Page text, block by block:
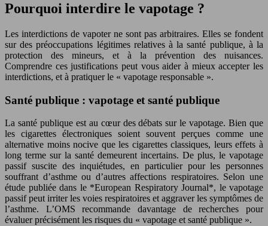
Pourquoi interdire le vapotage ?
Les interdictions de vapoter ne sont pas arbitraires. Elles se fondent
sur des préoccupations légitimes relatives à la santé publique, à la
protection des mineurs, et à la prévention des nuisances.
Comprendre ces justifications peut vous aider à mieux accepter les
interdictions, et à pratiquer le « vapotage responsable ».
Santé publique : vapotage et santé publique
La santé publique est au cœur des débats sur le vapotage. Bien que
les cigarettes électroniques soient souvent perçues comme une
alternative moins nocive que les cigarettes classiques, leurs effets à
long terme sur la santé demeurent incertains. De plus, le vapotage
passif suscite des inquiétudes, en particulier pour les personnes
souffrant d’asthme ou d’autres affections respiratoires. Selon une
étude publiée dans le *European Respiratory Journal*, le vapotage
passif peut irriter les voies respiratoires et aggraver les symptômes de
l’asthme. L’OMS recommande davantage de recherches pour
évaluer précisément les risques du « vapotage et santé publique ».